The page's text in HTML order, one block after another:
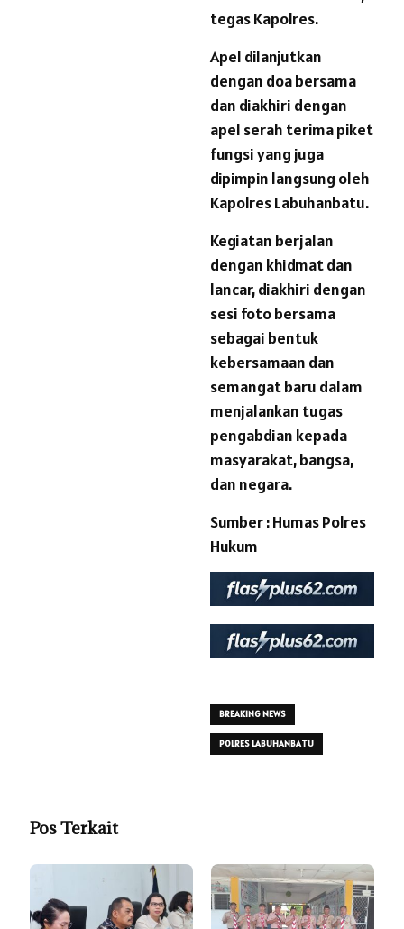
tegas Kapolres.
Apel dilanjutkan
dengan doa bersama
dan diakhiri dengan
apel serah terima piket
fungsi yang juga
dipimpin langsung oleh
Kapolres Labuhanbatu.
Kegiatan berjalan
dengan khidmat dan
lancar, diakhiri dengan
sesi foto bersama
sebagai bentuk
kebersamaan dan
semangat baru dalam
menjalankan tugas
pengabdian kepada
masyarakat, bangsa,
dan negara.
Sumber : Humas Polres
Hukum
BREAKING NEWS
POLRES LABUHANBATU
Pos Terkait